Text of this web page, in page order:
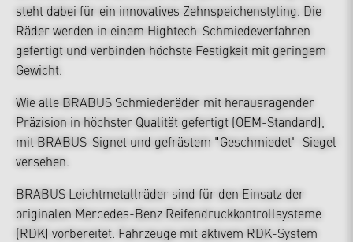
steht dabei für ein innovatives Zehnspeichenstyling. Die
Räder werden in einem Hightech-Schmiedeverfahren
gefertigt und verbinden höchste Festigkeit mit geringem
Gewicht.
Wie alle BRABUS Schmiederäder mit herausragender
Präzision in höchster Qualität gefertigt (OEM-Standard),
mit BRABUS-Signet und gefrästem "Geschmiedet"-Siegel
versehen.
BRABUS Leichtmetallräder sind für den Einsatz der
originalen Mercedes-Benz Reifendruckkontrollsysteme
(RDK) vorbereitet. Fahrzeuge mit aktivem RDK-System